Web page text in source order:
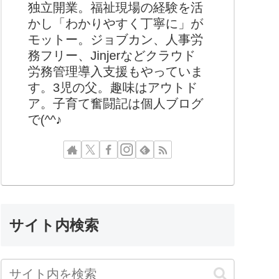
独立開業。福祉現場の経験を活
かし「わかりやすく丁寧に」が
モットー。ジョブカン、人事労
務フリー、Jinjerなどクラウド
労務管理導入支援もやっていま
す。3児の父。趣味はアウトド
ア。子育て奮闘記は個人ブログ
で(^^♪
サイト内検索